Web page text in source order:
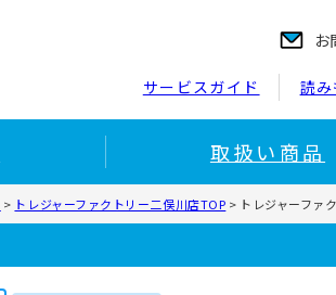
お
サービスガイド 読
取扱い商品
> トレジャーファクトリー二俣川店TOP > トレジャーファ